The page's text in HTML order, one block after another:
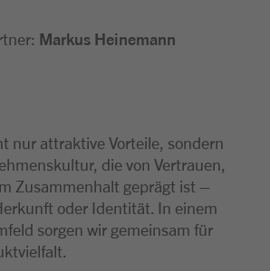
Markus Heinemann
nur attraktive Vorteile, sondern
die von Vertrauen,
Zusammenhalt geprägt ist –
oder Identität. In einem
sorgen wir gemeinsam für